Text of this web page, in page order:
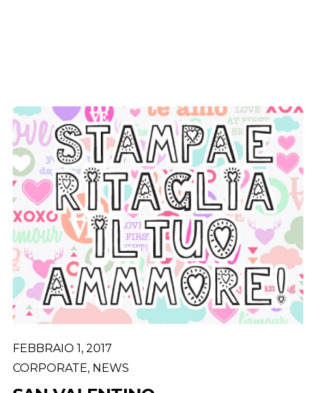
FEBBRAIO 1, 2017
CORPORATE, NEWS